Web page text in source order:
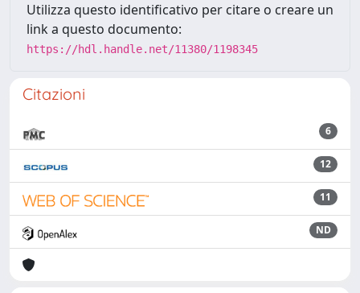
Utilizza questo identificativo per citare o creare un
link a questo documento:
https://hdl.handle.net/11380/1198345
Citazioni
6
12
11
ND